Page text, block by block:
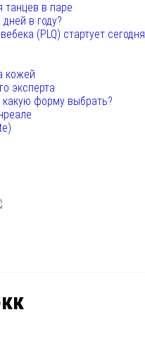
танцев в паре
в году?
(PLQ) стартует сегодня
кожей
эксперта
какую форму выбрать?